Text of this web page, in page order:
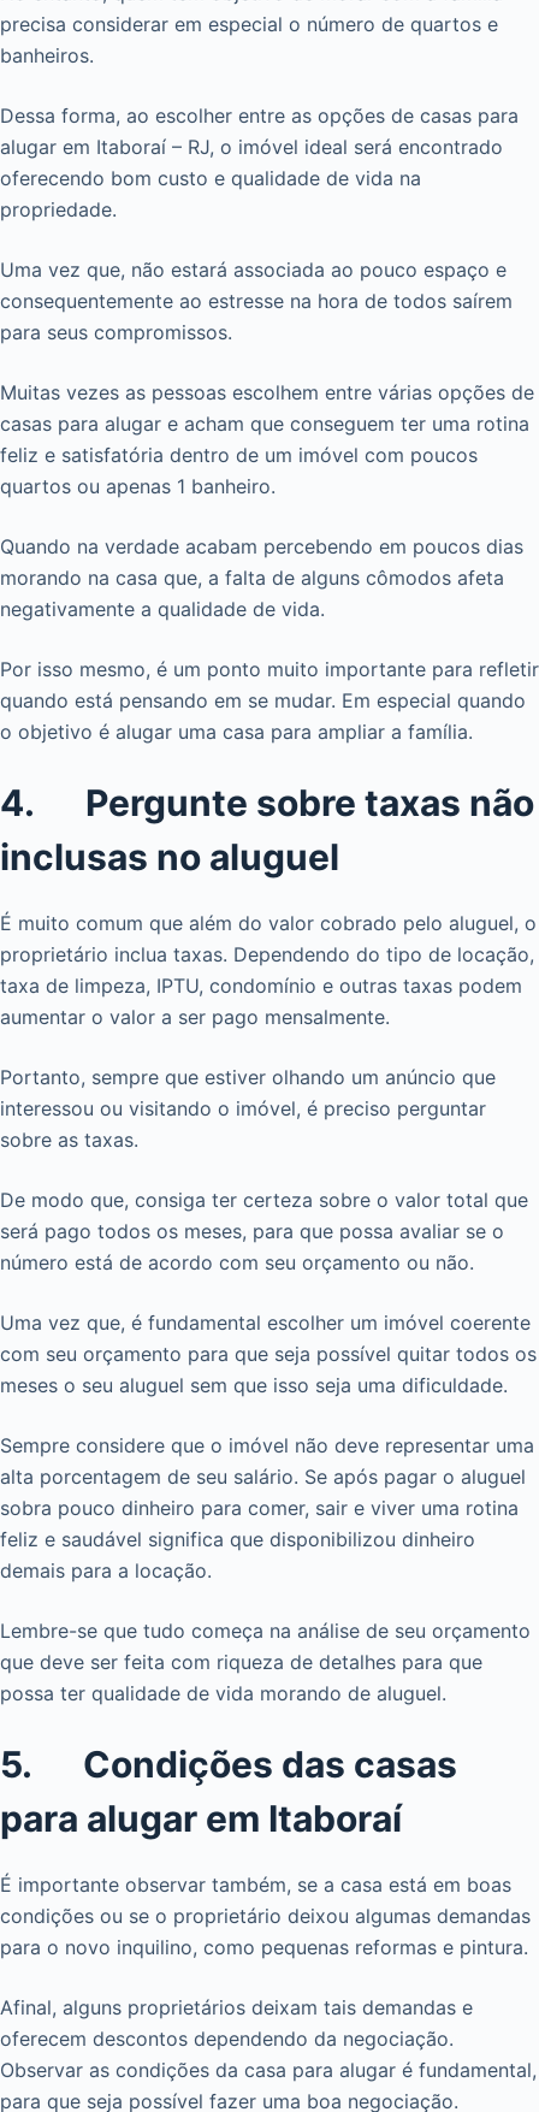
precisa considerar em especial o número de quartos e
banheiros.
Dessa forma, ao escolher entre as opções de casas para
alugar em Itaboraí – RJ, o imóvel ideal será encontrado
oferecendo bom custo e qualidade de vida na
propriedade.
Uma vez que, não estará associada ao pouco espaço e
consequentemente ao estresse na hora de todos saírem
para seus compromissos.
Muitas vezes as pessoas escolhem entre várias opções de
casas para alugar e acham que conseguem ter uma rotina
feliz e satisfatória dentro de um imóvel com poucos
quartos ou apenas 1 banheiro.
Quando na verdade acabam percebendo em poucos dias
morando na casa que, a falta de alguns cômodos afeta
negativamente a qualidade de vida.
Por isso mesmo, é um ponto muito importante para refletir
quando está pensando em se mudar. Em especial quando
o objetivo é alugar uma casa para ampliar a família.
4. Pergunte sobre taxas não
inclusas no aluguel
É muito comum que além do valor cobrado pelo aluguel, o
proprietário inclua taxas. Dependendo do tipo de locação,
taxa de limpeza, IPTU, condomínio e outras taxas podem
aumentar o valor a ser pago mensalmente.
Portanto, sempre que estiver olhando um anúncio que
interessou ou visitando o imóvel, é preciso perguntar
sobre as taxas.
De modo que, consiga ter certeza sobre o valor total que
será pago todos os meses, para que possa avaliar se o
número está de acordo com seu orçamento ou não.
Uma vez que, é fundamental escolher um imóvel coerente
com seu orçamento para que seja possível quitar todos os
meses o seu aluguel sem que isso seja uma dificuldade.
Sempre considere que o imóvel não deve representar uma
alta porcentagem de seu salário. Se após pagar o aluguel
sobra pouco dinheiro para comer, sair e viver uma rotina
feliz e saudável significa que disponibilizou dinheiro
demais para a locação.
Lembre-se que tudo começa na análise de seu orçamento
que deve ser feita com riqueza de detalhes para que
possa ter qualidade de vida morando de aluguel.
5. Condições das casas
para alugar em Itaboraí
É importante observar também, se a casa está em boas
condições ou se o proprietário deixou algumas demandas
para o novo inquilino, como pequenas reformas e pintura.
Afinal, alguns proprietários deixam tais demandas e
oferecem descontos dependendo da negociação.
Observar as condições da casa para alugar é fundamental,
para que seja possível fazer uma boa negociação.